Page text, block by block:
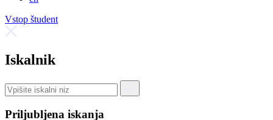
Vstop študent
Iskalnik
Priljubljena iskanja